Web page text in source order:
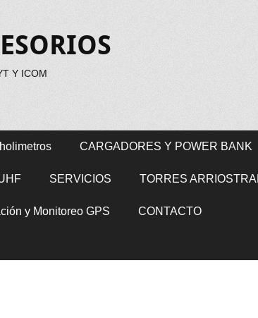
Y ICOM
CARGADORES Y POWER BANK
SERVICIOS TORRES
y Monitoreo GPS CONTACTO